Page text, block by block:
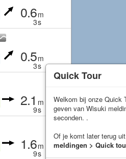
0.6m
3s
0.5m
3s
2.1 m
9s
1.6m
9s
Quick Tour
Welkom bij onze Quick
geven van Wisuki
seconden. .
Of je komt later terug
meldingen > Quick